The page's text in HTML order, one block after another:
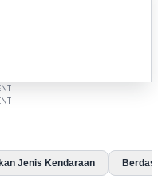
Jenis Kendaraan